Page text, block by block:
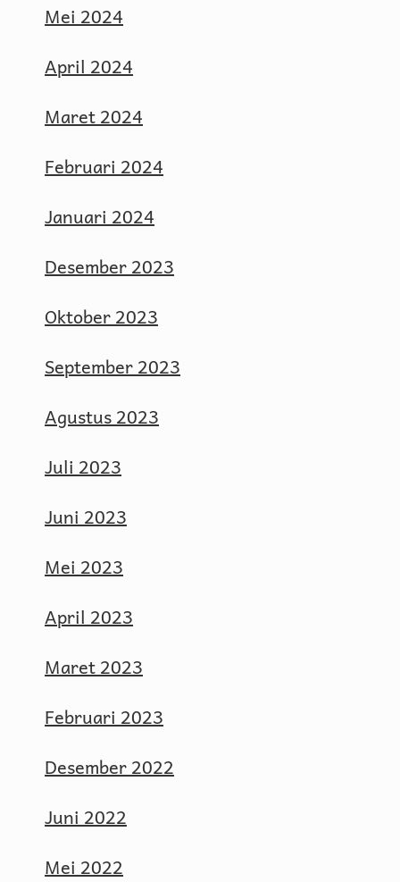
Mei 2024
April 2024
Maret 2024
Februari 2024
Januari 2024
Desember 2023
Oktober 2023
September 2023
Agustus 2023
Juli 2023
Juni 2023
Mei 2023
April 2023
Maret 2023
Februari 2023
Desember 2022
Juni 2022
Mei 2022